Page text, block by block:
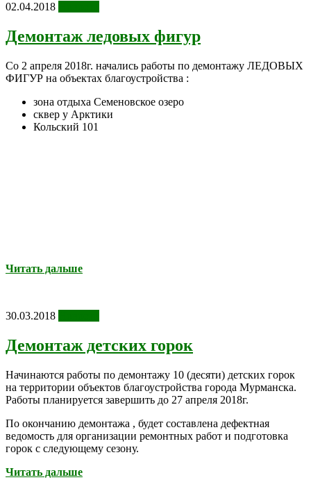
02.04.2018
Демонтаж ледовых фигур
Со 2 апреля 2018г. начались работы по демонтажу ЛЕДОВЫХ
ФИГУР на объектах благоустройства :
зона отдыха Семеновское озеро
сквер у Арктики
Кольский 101
Читать дальше
30.03.2018
Демонтаж детских горок
Начинаются работы по демонтажу 10 (десяти) детских горок
на территории объектов благоустройства города Мурманска.
Работы планируется завершить до 27 апреля 2018г.
По окончанию демонтажа , будет составлена дефектная
ведомость для организации ремонтных работ и подготовка
горок с следующему сезону.
Читать дальше